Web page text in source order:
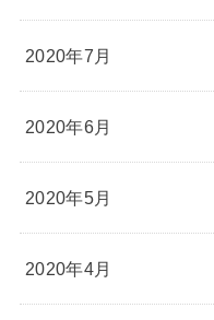
2020年7月
2020年6月
2020年5月
2020年4月